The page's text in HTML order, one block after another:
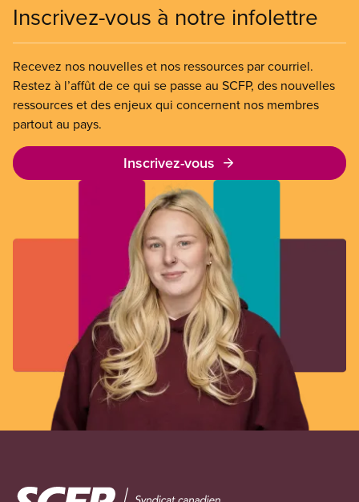
Inscrivez-vous à notre infolettre
Recevez nos nouvelles et nos ressources par courriel.
Restez à l’affût de ce qui se passe au SCFP, des nouvelles
ressources et des enjeux qui concernent nos membres
partout au pays.
Inscrivez-vous
Image